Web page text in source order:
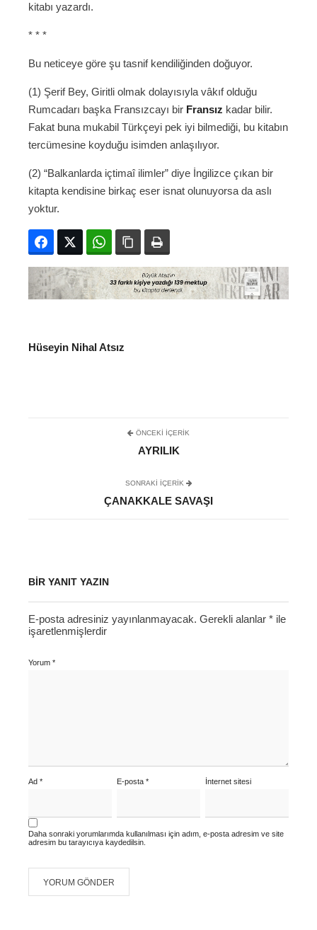
kitabı yazardı.
* * *
Bu neticeye göre şu tasnif kendiliğinden doğuyor.
(1) Şerif Bey, Giritli olmak dolayısıyla vâkıf olduğu
Rumcadarı başka Fransızcayı bir Fransız kadar bilir.
Fakat buna mukabil Türkçeyi pek iyi bilmediği, bu kitabın
tercümesine koyduğu isimden anlaşılıyor.
(2) “Balkanlarda içtimaî ilimler” diye İngilizce çıkan bir
kitapta kendisine birkaç eser isnat olunuyorsa da aslı
yoktur.
FacebookTwitter WhatsAppBağlanıyı kopyala
Hüseyin Nihal Atsız
ÖNCEKI İÇERIK
AYRILIK
SONRAKI IÇERIK
ÇANAKKALE SAVAŞI
BIR YANIT YAZIN
E-posta adresiniz yayınlanmayacak. Gerekli alanlar * ile
işaretlenmişlerdir
Yorum *
Ad * E-posta* İnternet sitesi
Daha sonraki yorumlarımda kullanılması için adım, e-posta adresim ve site
adresim bu tarayıcıya kaydedilsin.